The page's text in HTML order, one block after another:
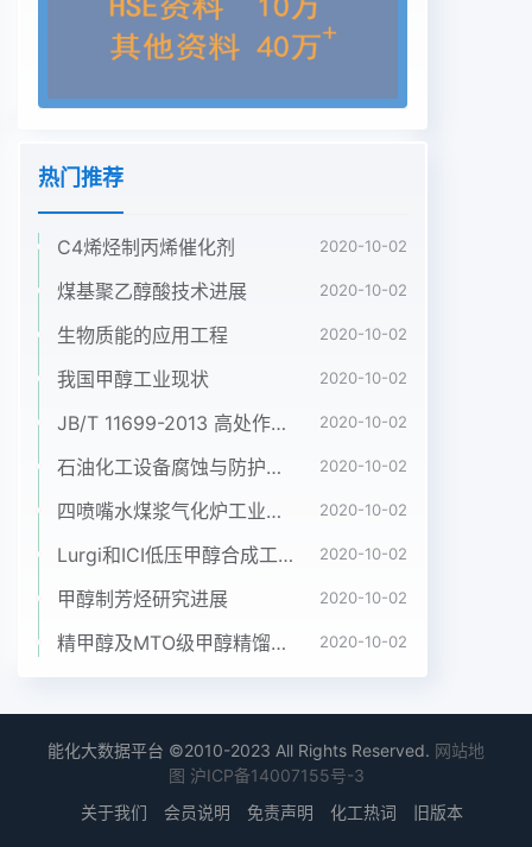
热门推荐
C4烯烃制丙烯催化剂 2020-10-02
煤基聚乙醇酸技术进展 2020-10-02
生物质能的应用工程 2020-10-02
我国甲醇工业现状 2020-10-02
JB/T 11699-2013 高处作业吊篮安装、拆卸、使用技术规程 2020-10-02
石油化工设备腐蚀与防护参考书十本免费下载，绝版珍藏 2020-10-02
四喷嘴水煤浆气化炉工业应用情况简介 2020-10-02
Lurgi和ICI低压甲醇合成工艺比较 2020-10-02
甲醇制芳烃研究进展 2020-10-02
精甲醇及MTO级甲醇精馏工艺技术进展 2020-10-02
能化大数据平台 ©2010-2023 All Rights Reserved. 网站地
图 沪ICP备14007155号-3
关于我们
会员说明 免责声明 化工热词 旧版本